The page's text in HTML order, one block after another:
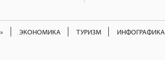
ЭКОНОМИКА ТУРИЗМ ИНФОГРАФИКА